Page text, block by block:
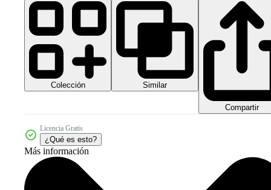
Colección Similar
Compartir
Licencia Gratis
¿Qué es esto?
Más información